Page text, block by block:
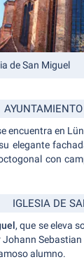
de San Miguel
encuentra en
elegante
con
IGLESIA DE
, que se eleva
alumno.